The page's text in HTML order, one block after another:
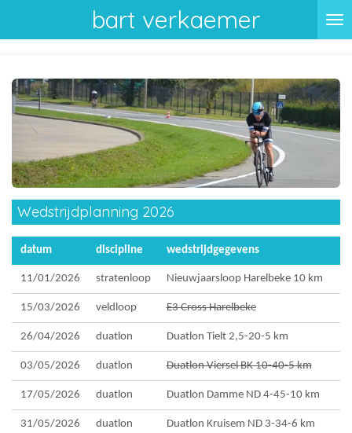
direct
de
hoofdinhoud
bart verkaemer
Wedstrijdplanning 2026
datum discipline wedstrijdgegevens
11/01/2026 stratenloop Nieuwjaarsloop Harelbeke 10 km
15/03/2026 veldloop E3 Cross Harelbeke
26/04/2026 duatlon Duatlon Tielt 2,5-20-5 km
03/05/2026 duatlon Duatlon Viersel BK 10-40-5 km
17/05/2026 duatlon Duatlon Damme ND 4-45-10 km
31/05/2026 duatlon Duatlon Kruisem ND 3-34-6 km